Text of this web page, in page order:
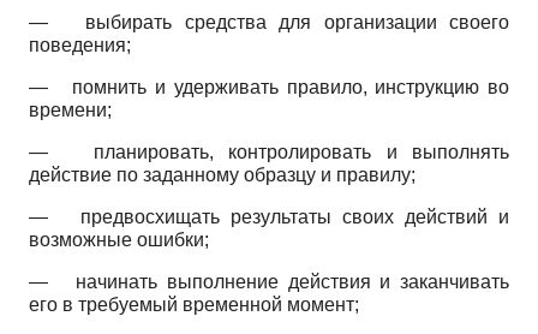
— выбирать средства для организации своего
поведения;
— помнить и удерживать правило, инструкцию во
времени;
— планировать, контролировать и выполнять
действие по заданному образцу и правилу;
— предвосхищать результаты своих действий и
возможные ошибки;
— начинать выполнение действия и заканчивать
его в требуемый временной момент;